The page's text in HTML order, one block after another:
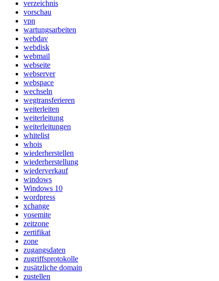
verzeichnis
vorschau
vpn
wartungsarbeiten
webdav
webdisk
webmail
webseite
webserver
webspace
wechseln
wegtransferieren
weiterleiten
weiterleitung
weiterleitungen
whitelist
whois
wiederherstellen
wiederherstellung
wiederverkauf
windows
Windows 10
wordpress
xchange
yosemite
zeitzone
zertifikat
zone
zugangsdaten
zugriffsprotokolle
zusätzliche domain
zustellen